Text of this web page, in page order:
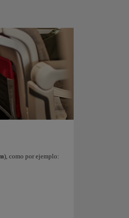
), como por ejemplo: